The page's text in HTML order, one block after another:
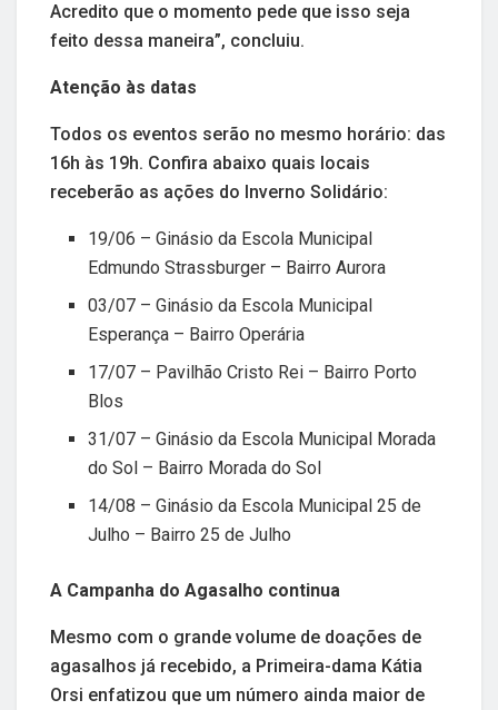
Acredito que o momento pede que isso seja
feito dessa maneira”, concluiu.
Atenção às datas
Todos os eventos serão no mesmo horário: das
16h às 19h. Confira abaixo quais locais
receberão as ações do Inverno Solidário:
19/06 – Ginásio da Escola Municipal
Edmundo Strassburger – Bairro Aurora
03/07 – Ginásio da Escola Municipal
Esperança – Bairro Operária
17/07 – Pavilhão Cristo Rei – Bairro Porto
Blos
31/07 – Ginásio da Escola Municipal Morada
do Sol – Bairro Morada do Sol
14/08 – Ginásio da Escola Municipal 25 de
Julho – Bairro 25 de Julho
A Campanha do Agasalho continua
Mesmo com o grande volume de doações de
agasalhos já recebido, a Primeira-dama Kátia
Orsi enfatizou que um número ainda maior de